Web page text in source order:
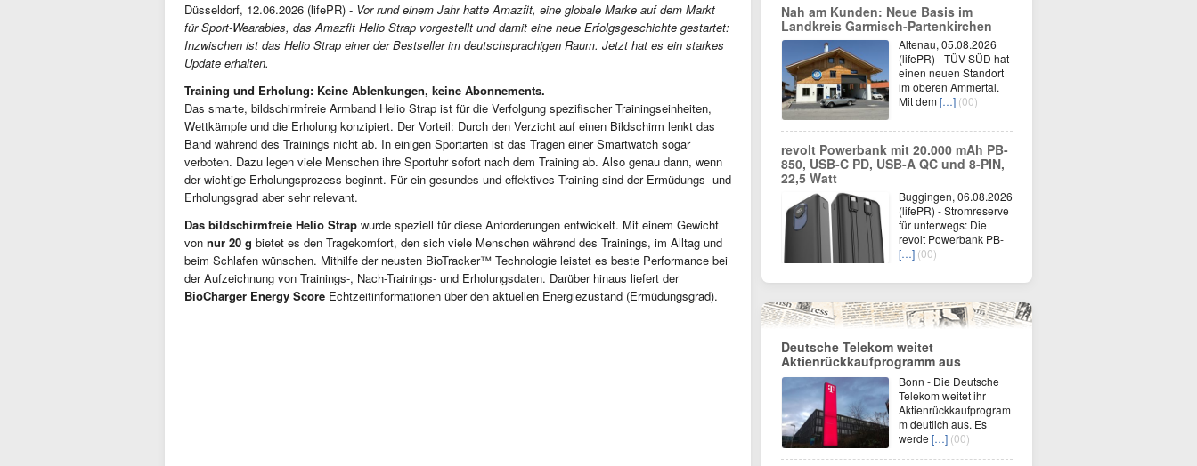
Düsseldorf, 12.06.2026 (lifePR) - Vor rund einem Jahr hatte Amazfit, eine globale Marke auf dem Markt
für Sport-Wearables, das Amazfit Helio Strap vorgestellt und damit eine neue Erfolgsgeschichte gestartet:
Inzwischen ist das Helio Strap einer der Bestseller im deutschsprachigen Raum. Jetzt hat es ein starkes
Update erhalten.
Training und Erholung: Keine Ablenkungen, keine Abonnements.
Das smarte, bildschirmfreie Armband Helio Strap ist für die Verfolgung spezifischer Trainingseinheiten,
Wettkämpfe und die Erholung konzipiert. Der Vorteil: Durch den Verzicht auf einen Bildschirm lenkt das
Band während des Trainings nicht ab. In einigen Sportarten ist das Tragen einer Smartwatch sogar
verboten. Dazu legen viele Menschen ihre Sportuhr sofort nach dem Training ab. Also genau dann, wenn
der wichtige Erholungsprozess beginnt. Für ein gesundes und effektives Training sind der Ermüdungs- und
Erholungsgrad aber sehr relevant.
Das bildschirmfreie Helio Strap wurde speziell für diese Anforderungen entwickelt. Mit einem Gewicht
von nur 20 g bietet es den Tragekomfort, den sich viele Menschen während des Trainings, im Alltag und
beim Schlafen wünschen. Mithilfe der neusten BioTracker™ Technologie leistet es beste Performance bei
der Aufzeichnung von Trainings-, Nach-Trainings- und Erholungsdaten. Darüber hinaus liefert der
BioCharger Energy Score Echtzeitinformationen über den aktuellen Energiezustand (Ermüdungsgrad).
Nah am Kunden: Neue Basis im
Landkreis Garmisch-Partenkirchen
Altenau, 05.08.2026
(lifePR) - TÜV SÜD hat
einen neuen Standort
im oberen Ammertal.
Mit dem[…] (00)
revolt Powerbank mit 20.000 mAh PB-
850, USB-C PD, USB-A QC und 8-PIN,
22,5 Watt
Buggingen, 06.08.2026
(lifePR) - Stromreserve
für unterwegs: Die
revolt Powerbank PB-
[…] (00)
Deutsche Telekom weitet
Aktienrückkaufprogramm aus
Bonn - Die Deutsche
Telekom weitet ihr
Aktienrückkaufprogram
m deutlich aus. Es
werde […] (00)